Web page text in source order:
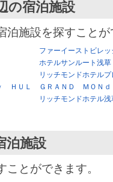
の宿泊施設
泊施設を探すこと
ファーイーストビレ
ホテルサンルート浅草
リッチモンドホテル
ＨＵＬ
ＧＲＡＮＤ ＭＯＮ
リッチモンドホテル浅
泊施設
とができます。